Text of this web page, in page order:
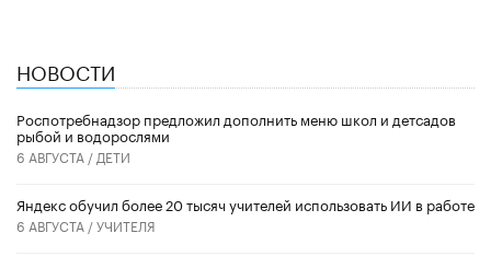
НОВОСТИ
Роспотребнадзор предложил дополнить меню школ и детсадов
рыбой и водорослями
6 АВГУСТА / ДЕТИ
​Яндекс обучил более 20 тысяч учителей использовать ИИ в работе
6 АВГУСТА /УЧИТЕЛЯ